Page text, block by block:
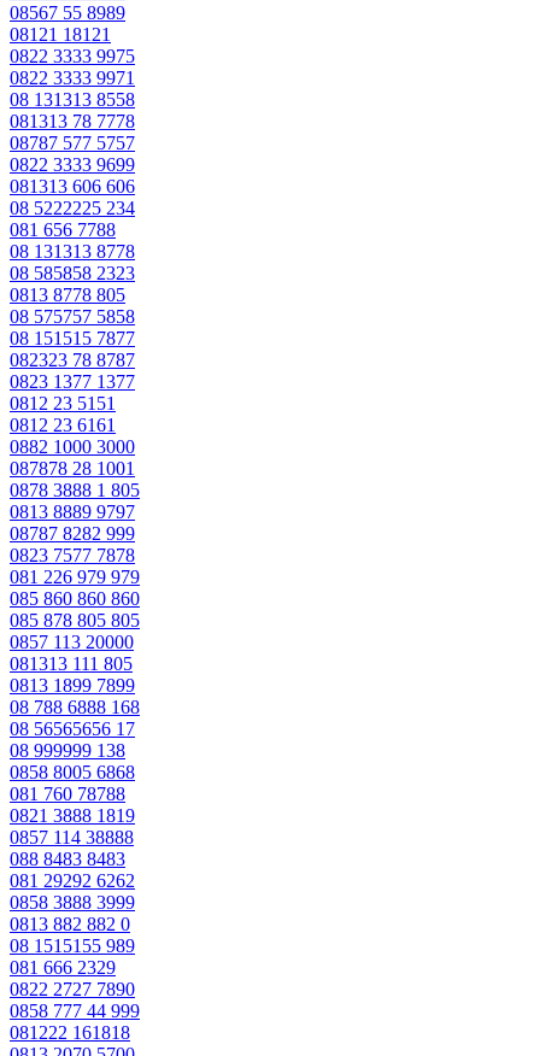
08567 55 8989
08121 18121
0822 3333 9975
0822 3333 9971
08 131313 8558
081313 78 7778
08787 577 5757
0822 3333 9699
081313 606 606
08 5222225 234
081 656 7788
08 131313 8778
08 585858 2323
0813 8778 805
08 575757 5858
08 151515 7877
082323 78 8787
0823 1377 1377
0812 23 5151
0812 23 6161
0882 1000 3000
087878 28 1001
0878 3888 1 805
0813 8889 9797
08787 8282 999
0823 7577 7878
081 226 979 979
085 860 860 860
085 878 805 805
0857 113 20000
081313 111 805
0813 1899 7899
08 788 6888 168
08 56565656 17
08 999999 138
0858 8005 6868
081 760 78788
0821 3888 1819
0857 114 38888
088 8483 8483
081 29292 6262
0858 3888 3999
0813 882 882 0
08 1515155 989
081 666 2329
0822 2727 7890
0858 777 44 999
081222 161818